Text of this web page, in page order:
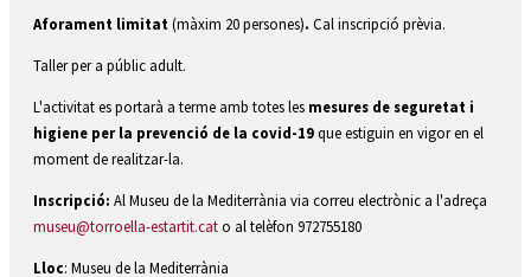
Aforament limitat(màxim 20 persones). Cal inscripció prèvia.
Taller per a públic adult.
L'activitat es portarà a terme amb totes les mesures de seguretat i
higiene per la prevenció de la covid-19que estiguin en vigor en el
moment de realitzar-la.
Inscripció: Al Museu de la Mediterrània via correu electrònic a l'adreça
museu@torroella-estartit.cato al telèfon 972755180
Lloc: Museu de la Mediterrània